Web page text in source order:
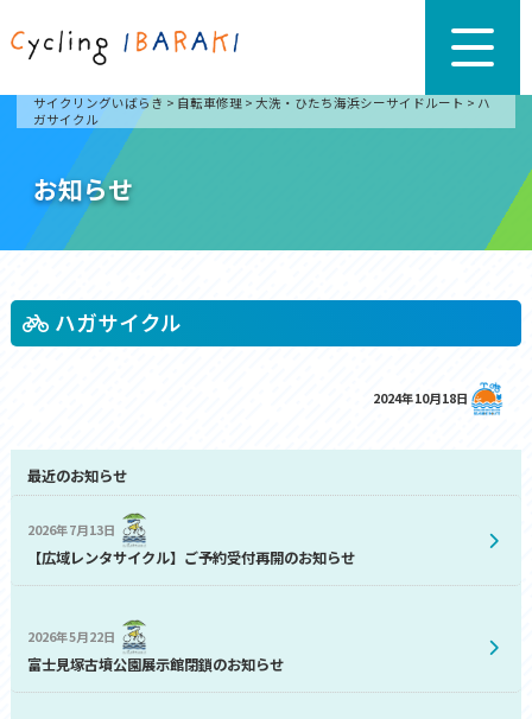
サイクリングいばらき > 自転車修理 > 大洗・ひたち海浜シーサイドルート > ハ
ガサイクル
お知らせ
ハガサイクル
2024年10月18日
最近のお知らせ
2026年7月13日
【広域レンタサイクル】ご予約受付再開のお知らせ
2026年5月22日
富士見塚古墳公園展示館閉鎖のお知らせ